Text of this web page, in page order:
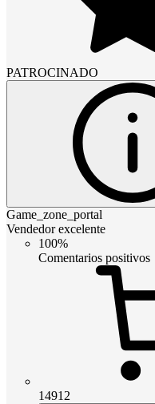
PATROCINADO
Game_zone_portal
Vendedor excelente
100%
Comentarios positivos
14912